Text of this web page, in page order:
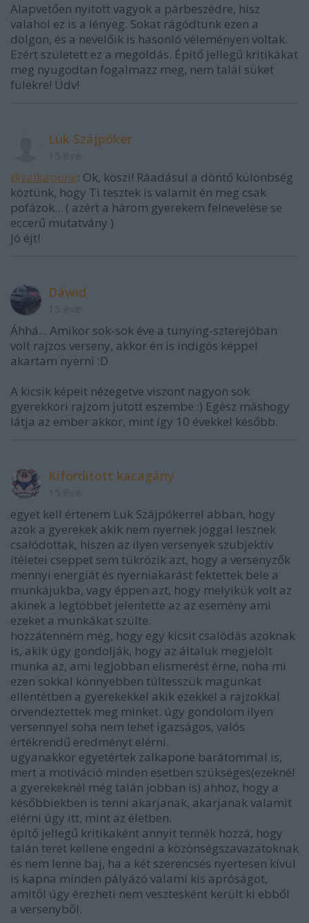
Alapvetően nyitott vagyok a párbeszédre, hisz
valahol ez is a lényeg. Sokat rágódtunk ezen a
dolgon, és a nevelőik is hasonló véleményen voltak.
Ezért született ez a megoldás. Építő jellegű kritikákat
meg nyugodtan fogalmazz meg, nem talál süket
fülekre! Üdv!
Luk Szájpóker
@zalkapone: Ok, köszi! Ráadásul a döntő különbség
köztünk, hogy Ti tesztek is valamit én meg csak
pofázok... ( azért a három gyerekem felnevelése se
eccerű mutatvány )
Jó éjt!
Dáwid
Áhhá... Amikor sok-sok éve a tunying-szterejóban
volt rajzos verseny, akkor én is indigós képpel
akartam nyerni :D
A kicsik képeit nézegetve viszont nagyon sok
gyerekkori rajzom jutott eszembe :) Egész máshogy
látja az ember akkor, mint így 10 évekkel később.
Kifordított kacagány
egyet kell értenem Luk Szájpókerrel abban, hogy
azok a gyerekek akik nem nyernek joggal lesznek
csalódottak, hiszen az ilyen versenyek szubjektív
ítéletei cseppet sem tükrözik azt, hogy a versenyzők
mennyi energiát és nyerniakarást fektettek bele a
munkájukba, vagy éppen azt, hogy melyikük volt az
akinek a legtöbbet jelentette az az esemény ami
ezeket a munkákat szülte.
hozzátenném még, hogy egy kicsit csalódás azoknak
is, akik úgy gondolják, hogy az általuk megjelölt
munka az, ami legjobban elismerést érne, noha mi
ezen sokkal könnyebben túltesszük magunkat
ellentétben a gyerekekkel akik ezekkel a rajzokkal
örvendeztettek meg minket. úgy gondolom ilyen
versennyel soha nem lehet igazságos, valós
értékrendű eredményt elérni.
ugyanakkor egyetértek zalkapone barátommal is,
mert a motiváció minden esetben szükséges(ezeknél
a gyerekeknél még talán jobban is) ahhoz, hogy a
későbbiekben is tenni akarjanak, akarjanak valamit
elérni úgy itt, mint az életben.
építő jellegű kritikaként annyit tennék hozzá, hogy
talán teret kellene engedni a közönségszavazatoknak
és nem lenne baj, ha a két szerencsés nyertesen kívül
is kapna minden pályázó valami kis apróságot,
amitől úgy érezheti nem vesztesként került ki ebből
a versenyből.